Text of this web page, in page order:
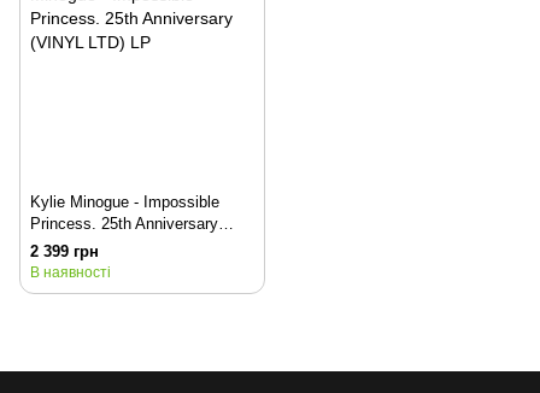
Kylie Minogue - Impossible
Princess. 25th Anniversary
(VINYL LTD) LP
2 399 грн
В наявності